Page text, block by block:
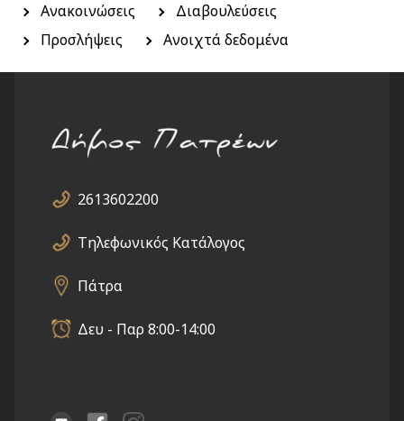
Ανακοινώσεις
Διαβουλεύσεις
Προσλήψεις
Ανοιχτά δεδομένα
2613602200
Τηλεφωνικός Κατάλογος
Πάτρα
Δευ - Παρ 8:00-14:00